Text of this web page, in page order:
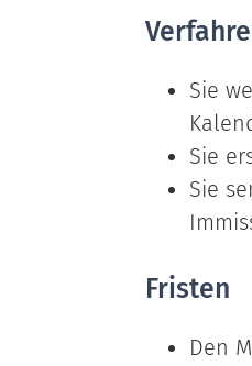
Sie
Sie
Sie
Fristen
Den